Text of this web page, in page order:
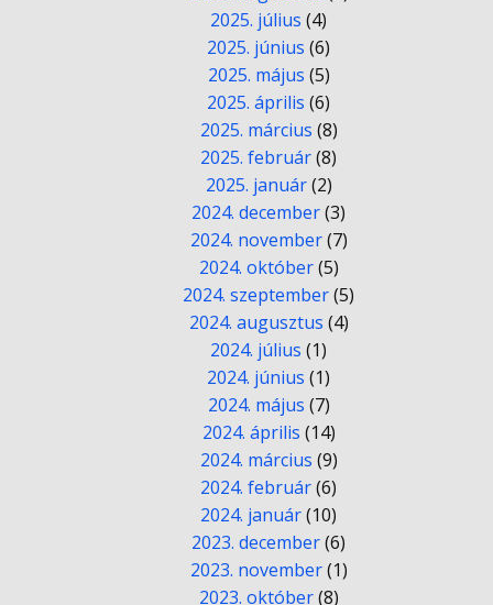
2025. július (4)
2025. június (6)
2025. május (5)
2025. április (6)
2025. március (8)
2025. február(8)
2025. január(2)
2024. december(3)
2024. november(7)
2024. október(5)
2024. szeptember(5)
2024. augusztus (4)
2024. július (1)
2024. június (1)
2024. május (7)
2024. április (14)
2024. március (9)
2024. február(6)
2024. január(10)
2023. december(6)
2023. november(1)
2023. október(8)